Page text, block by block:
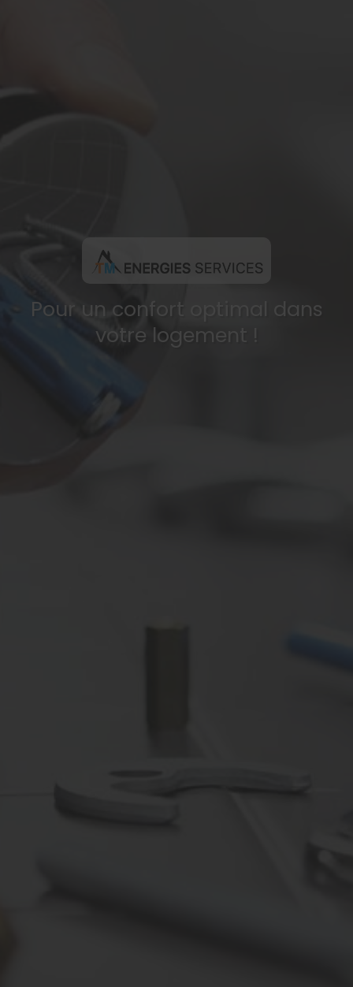
Pour un confort optimal dans
votre logement !